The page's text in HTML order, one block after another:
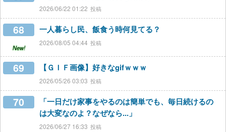
2026/06/22 01:22
68
New!
一人暮らし民、飯食う時何見てる？
2026/08/05 04:44
69 【ＧＩＦ画像】好きなgifｗｗｗ
2026/05/26 03:03
70
「一日だけ家事をやるのは簡単でも、毎日続けるの
は大変なのよ？なぜなら...」
2026/06/27 16:33